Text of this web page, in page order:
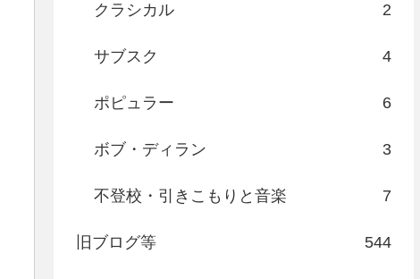
クラシカル 2
サブスク 4
ポピュラー 6
ボブ・ディラン 3
不登校・引きこもりと音楽 7
旧ブログ等 544